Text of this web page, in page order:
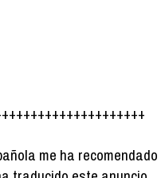
me ha recomendado